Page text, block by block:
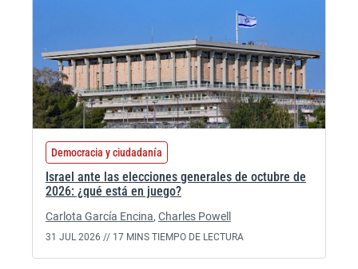
Democracia y ciudadanía
Israel ante las elecciones generales de octubre de
2026: ¿qué está en juego?
Carlota García Encina, Charles Powell
31 JUL 2026 // 17 MINS TIEMPO DE LECTURA